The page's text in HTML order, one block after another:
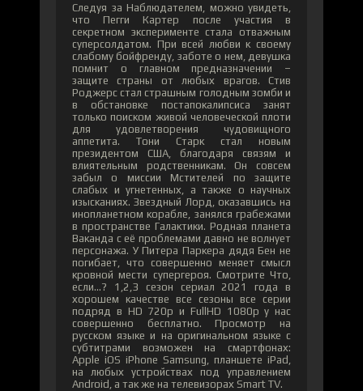
Следуя за Наблюдателем, можно увидеть,
что Пегги Картер после участия в
секретном эксперименте стала отважным
суперсолдатом. При всей любви к своему
слабому бойфренду, заботе о нем, девушка
помнит о главном предназначении –
защите страны от любых врагов. Стив
Роджерс стал страшным голодным зомби и
в обстановке постапокалипсиса занят
только поиском живой человеческой плоти
для удовлетворения чудовищного
аппетита. Тони Старк стал новым
президентом США, благодаря связям и
влиятельным родственникам. Он совсем
забыл о миссии Мстителей по защите
слабых и угнетенных, а также о научных
изысканиях. Звездный Лорд, оказавшись на
инопланетном корабле, занялся грабежами
в пространстве Галактики. Родная планета
Ваканда с её проблемами давно не волнует
персонажа. У Питера Паркера дядя Бен не
погибает, что совершенно меняет смысл
кровной мести супергероя. Смотрите Что,
если...? 1,2,3 сезон сериал 2021 года в
хорошем качестве все сезоны все серии
подряд в HD 720p и FullHD 1080p у нас
совершенно бесплатно. Просмотр на
русском языке и на оригинальном языке с
субтитрами возможен на смартфонах:
Apple iOS iPhone Samsung, планшете iPad,
на любых устройствах под управлением
Android, а так же на телевизорах Smart TV.